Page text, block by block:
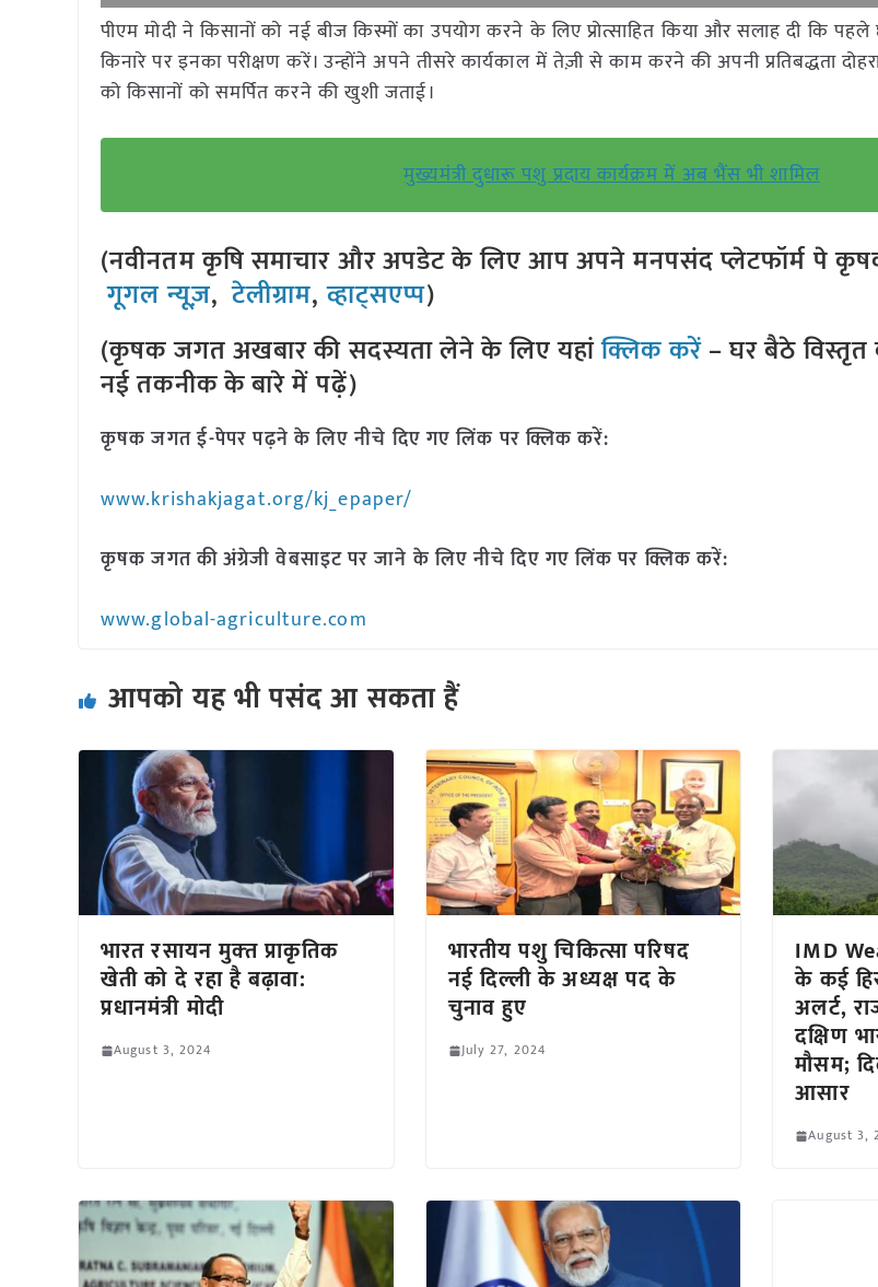
पीएम मोदी ने किसानों को नई बीज किस्मों का उपयोग करने के लिए प्रोत्साहित किया और सलाह दी कि
किनारे पर इनका परीक्षण करें। उन्होंने अपने तीसरे कार्यकाल में तेज़ी से काम करने की अपनी प्रतिबद्धता
को किसानों को समर्पित करने की खुशी जताई।
मुख्यमंत्री दुधारू पशु प्रदाय कार्यक्रम में अब भैंस भी शामिल
(नवीनतम कृषि समाचार और अपडेट के लिए आप अपने मनपसंद प्लेटफॉर्म पे
गूगल न्यूज़,टेलीग्राम,व्हाट्सएप्प)
(कृषक जगत अखबार की सदस्यता लेने के लिए यहांक्लिक करें– घर बैठे विस्तृत
नई तकनीक के बारे में पढ़ें)
कृषक जगत ई-पेपर पढ़ने के लिए नीचे दिए गए लिंक पर क्लिक करें:
www.krishakjagat.org/kj_epaper/
कृषक जगत की अंग्रेजी वेबसाइट पर जाने के लिए नीचे दिए गए लिंक पर क्लिक करें:
www.global-agriculture.com
आपको यह भी पसंद आ सकता हैं
भारत रसायन मुक्‍त प्राकृतिक
खेती को दे रहा है बढ़ावा:
प्रधानमंत्री मोदी
August 3, 2024
भारतीय पशु चिकित्सा परिषद
नई दिल्ली के अध्यक्ष पद के
चुनाव हुए
July 27, 2024
IMD
के कई
अलर्ट,
दक्षिण
मौसम;
आसार
August 3,